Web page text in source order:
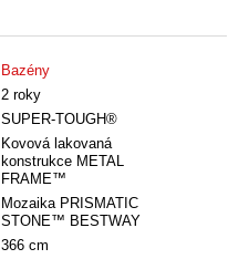
Bazény
2 roky
SUPER‑TOUGH®
Kovová lakovaná
konstrukce METAL
FRAME™
Mozaika PRISMATIC
STONE™ BESTWAY
366 cm